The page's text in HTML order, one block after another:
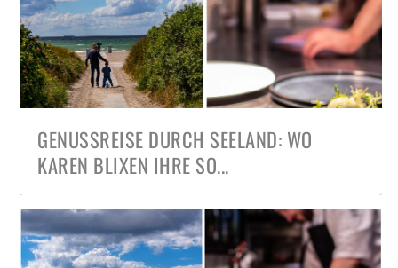
GENUSSREISE DURCH SEELAND: WO
KAREN BLIXEN IHRE SO...